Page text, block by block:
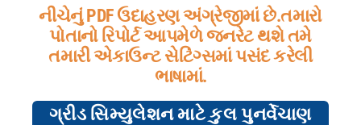
નીચેનું PDF ઉદાહરણ અંગ્રેજીમાં છે.તમારો
પોતાનો રિપોર્ટ આપમેળે જનરેટ થશે તમે
તમારી એકાઉન્ટ સેટિંગ્સમાં પસંદ કરેલી
ભાષામાં.
ગ્રીડ સિમ્યુલેશન માટે કુલ પુનર્વેચાણ